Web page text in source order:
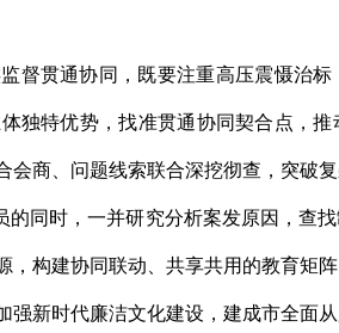
督贯通协同，既要注重高压震慑治
独特优势，找准贯通协同契合点，
商、问题线索联合深挖彻查，突破
同时，一并研究分析案发原因，查
构建协同联动、共享共用的教育矩
新时代廉洁文化建设，建成市全面